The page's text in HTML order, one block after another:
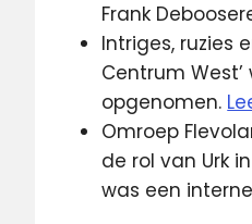
Frank
Intriges, ruzies
Centrum
opgenomen.
Omroep
de rol van Urk
was een